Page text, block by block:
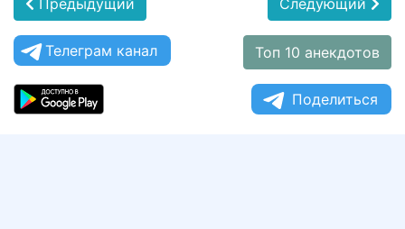
Предыдущий Следующий
Телеграм канал Топ 10 анекдотов
Поделиться